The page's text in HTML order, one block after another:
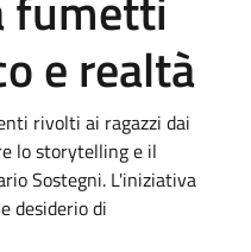
e realtà
rivolti ai ragazzi dai
lo storytelling e il
Sostegni. L'iniziativa
desiderio di